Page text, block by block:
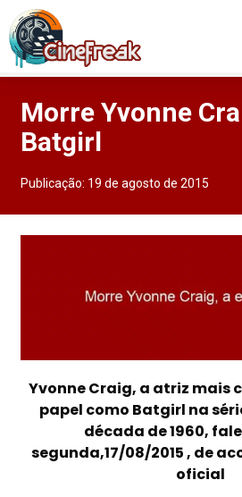
Morre Yvonne
Batgirl
Publicação: 19 de agosto de 2015
Yvonne Craig, a atriz mais
papel como Batgirl na
década de 1960,
segunda,17/08/2015 , de
oficial